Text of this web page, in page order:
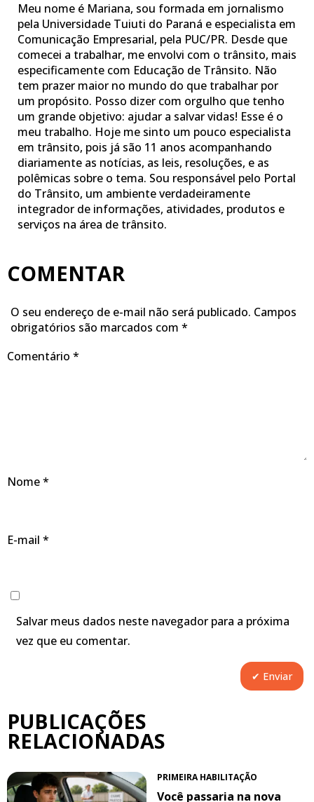
Meu nome é Mariana, sou formada em jornalismo
pela Universidade Tuiuti do Paraná e especialista em
Comunicação Empresarial, pela PUC/PR. Desde que
comecei a trabalhar, me envolvi com o trânsito, mais
especificamente com Educação de Trânsito. Não
tem prazer maior no mundo do que trabalhar por
um propósito. Posso dizer com orgulho que tenho
um grande objetivo: ajudar a salvar vidas! Esse é o
meu trabalho. Hoje me sinto um pouco especialista
em trânsito, pois já são 11 anos acompanhando
diariamente as notícias, as leis, resoluções, e as
polêmicas sobre o tema. Sou responsável pelo Portal
do Trânsito, um ambiente verdadeiramente
integrador de informações, atividades, produtos e
serviços na área de trânsito.
COMENTAR
O seu endereço de e-mail não será publicado. Campos
obrigatórios são marcados com *
Comentário *
Nome*
E-mail *
Salvar meus dados neste navegador para a próxima
vez que eu comentar.
PUBLICAÇÕES
RELACIONADAS
PRIMEIRA HABILITAÇÃO
Você passaria na nova